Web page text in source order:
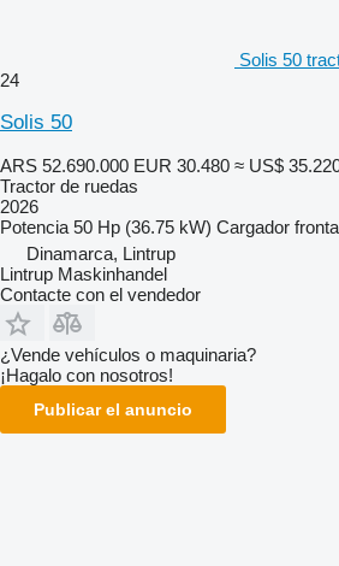
Solis 50
24
Solis 50
ARS 52.690.000 EUR 30.480 ≈ US$
Tractor de ruedas
2026
Potencia 50 Hp (36.75 kW) Cargador
Dinamarca, Lintrup
Lintrup Maskinhandel
Contacte con el vendedor
¿Vende vehículos o maquinaria?
¡Hagalo con nosotros!
Publicar el anuncio